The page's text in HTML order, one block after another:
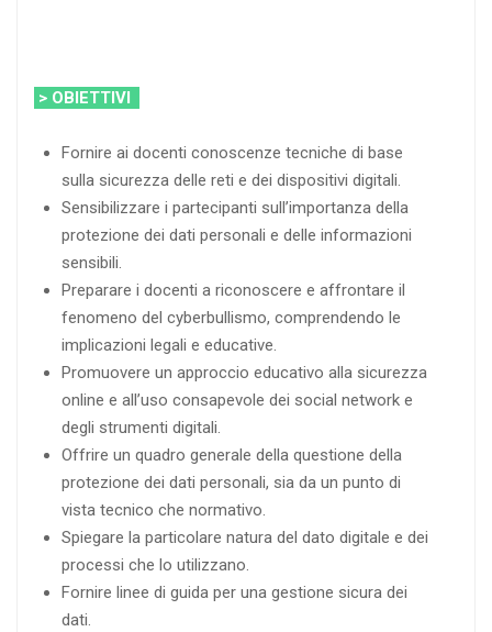
> OBIETTIVI
Fornire ai docenti conoscenze tecniche di base
sulla sicurezza delle reti e dei dispositivi digitali.
Sensibilizzare i partecipanti sull’importanza della
protezione dei dati personali e delle informazioni
sensibili.
Preparare i docenti a riconoscere e affrontare il
fenomeno del cyberbullismo, comprendendo le
implicazioni legali e educative.
Promuovere un approccio educativo alla sicurezza
online e all’uso consapevole dei social network e
degli strumenti digitali.
Offrire un quadro generale della questione della
protezione dei dati personali, sia da un punto di
vista tecnico che normativo.
Spiegare la particolare natura del dato digitale e dei
processi che lo utilizzano.
Fornire linee di guida per una gestione sicura dei
dati.